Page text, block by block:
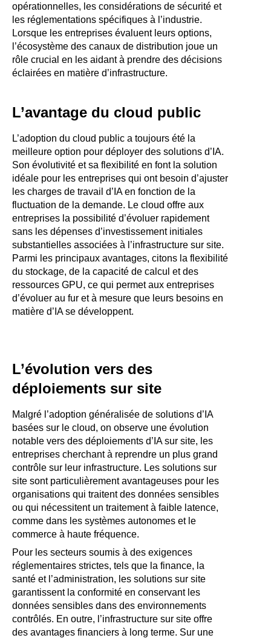
opérationnelles, les considérations de sécurité et
les réglementations spécifiques à l’industrie.
Lorsque les entreprises évaluent leurs options,
l’écosystème des canaux de distribution joue un
rôle crucial en les aidant à prendre des décisions
éclairées en matière d’infrastructure.
L’avantage du cloud public
L’adoption du cloud public a toujours été la
meilleure option pour déployer des solutions d’IA.
Son évolutivité et sa flexibilité en font la solution
idéale pour les entreprises qui ont besoin d’ajuster
les charges de travail d’IA en fonction de la
fluctuation de la demande. Le cloud offre aux
entreprises la possibilité d’évoluer rapidement
sans les dépenses d’investissement initiales
substantielles associées à l’infrastructure sur site.
Parmi les principaux avantages, citons la flexibilité
du stockage, de la capacité de calcul et des
ressources GPU, ce qui permet aux entreprises
d’évoluer au fur et à mesure que leurs besoins en
matière d’IA se développent.
L’évolution vers des
déploiements sur site
Malgré l’adoption généralisée de solutions d’IA
basées sur le cloud, on observe une évolution
notable vers des déploiements d’IA sur site, les
entreprises cherchant à reprendre un plus grand
contrôle sur leur infrastructure. Les solutions sur
site sont particulièrement avantageuses pour les
organisations qui traitent des données sensibles
ou qui nécessitent un traitement à faible latence,
comme dans les systèmes autonomes et le
commerce à haute fréquence.
Pour les secteurs soumis à des exigences
réglementaires strictes, tels que la finance, la
santé et l’administration, les solutions sur site
garantissent la conformité en conservant les
données sensibles dans des environnements
contrôlés. En outre, l’infrastructure sur site offre
des avantages financiers à long terme. Sur une